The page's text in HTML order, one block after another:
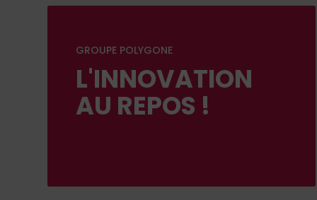
GROUPE POLYGONE
L'INNOVATION
AU REPOS !